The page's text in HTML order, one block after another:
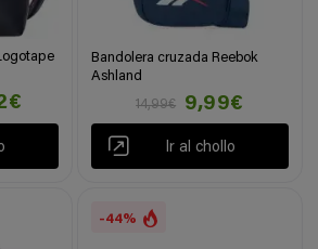
Bandolera cruzada Reebok
Ashland
14,99€
9,99€
Ir al chollo
-44%